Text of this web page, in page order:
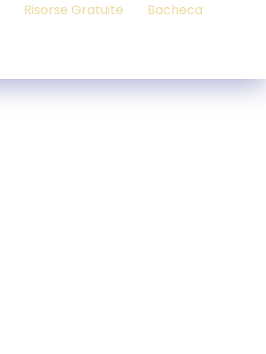
Risorse Gratuite Bacheca